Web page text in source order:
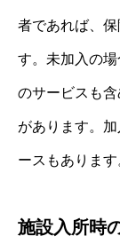
者であれば、
す。未加入の
のサービスも
があります。
ースもあります
施設入所時